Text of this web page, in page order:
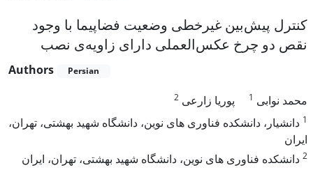
کنترل پیش‌بین غیرخطی وضعیت فضاپیما با وجود
نقص دو چرخ عکس‌العملی دارای زاویه‌ی نصب
Authors Persian
محمد نوابی 1 پوریا زارعی 2
1 دانشیار، دانشکده فناوری های نوین، دانشگاه شهید بهشتی، تهران،
ایران
2 دانشکده فناوری های نوین، دانشگاه شهید بهشتی، تهران، ایران